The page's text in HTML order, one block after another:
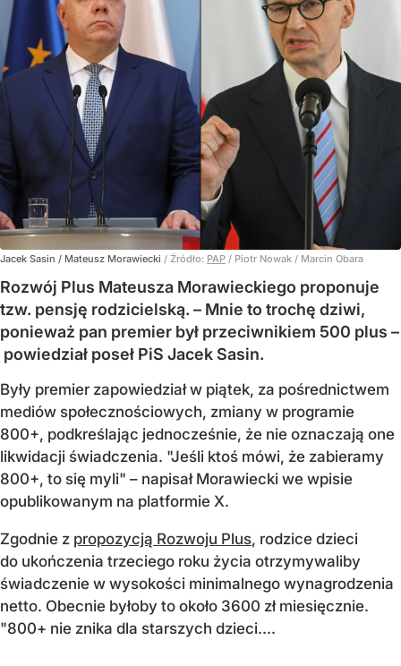
Jacek Sasin / Mateusz Morawiecki / Źródło: PAP / Piotr Nowak / Marcin Obara
Rozwój Plus Mateusza Morawieckiego proponuje
tzw. pensję rodzicielską. – Mnie to trochę dziwi,
ponieważ pan premier był przeciwnikiem 500 plus –
powiedział poseł PiS Jacek Sasin.
Były premier zapowiedział w piątek, za pośrednictwem
mediów społecznościowych, zmiany w programie
800+, podkreślając jednocześnie, że nie oznaczają one
likwidacji świadczenia. "Jeśli ktoś mówi, że zabieramy
800+, to się myli" – napisał Morawiecki we wpisie
opublikowanym na platformie X.
Zgodnie z propozycją Rozwoju Plus, rodzice dzieci
do ukończenia trzeciego roku życia otrzymywaliby
świadczenie w wysokości minimalnego wynagrodzenia
netto. Obecnie byłoby to około 3600 zł miesięcznie.
"800+ nie znika dla starszych dzieci....